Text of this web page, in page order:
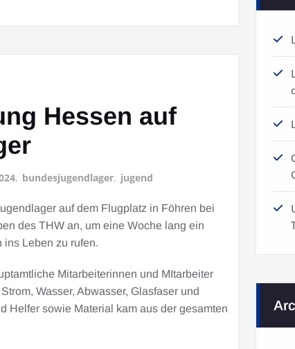
Hessen auf
, bundesjugendlager, jugend
auf dem Flugplatz in Föhren bei
des THW an, um eine Woche lang ein
ins Leben zu rufen.
Mitarbeiterinnen und MItarbeiter
Wasser, Abwasser, Glasfaser und
Helfer sowie Material kam aus der gesamten